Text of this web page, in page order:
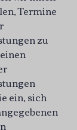
Termine
zu
ein, sich